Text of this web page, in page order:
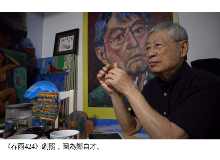
《春雨424》劇照，圖為鄭自才。